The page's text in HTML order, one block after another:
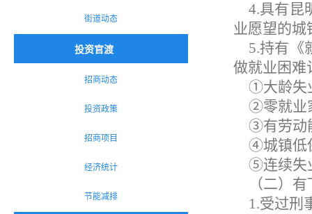
街道动态
投资官渡
招商动态
投资政策
招商项目
经济统计
节能减排
4.具有昆
业愿望的城
5.持有《
做就业困难
①大龄失
②零就业
③有劳动
④城镇低
⑤连续失
（二）
1.受过刑